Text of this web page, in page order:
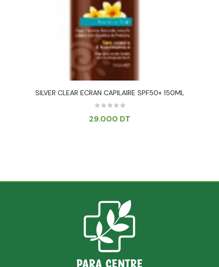
SILVER CLEAR ECRAN CAPILAIRE SPF50+ 150ML
29.000 DT